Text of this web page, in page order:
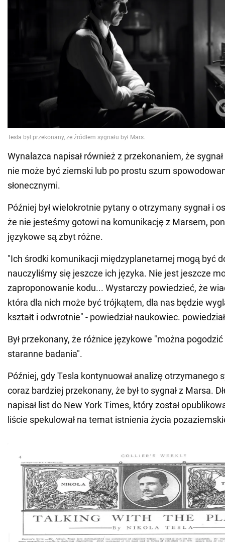
Wynalazca napisał również z przekonaniem, że
nie może być ziemski lub po prostu szum
słonecznymi.
Później był wielokrotnie pytany o otrzymany sygnał i
że nie jesteśmy gotowi na komunikację z Marsem,
językowe są zbyt różne.
"Ich środki komunikacji międzyplanetarnej mogą być
nauczyliśmy się jeszcze ich języka. Nie jest jeszcze
zaproponowanie kodu... Wystarczy powiedzieć, że
która dla nich może być trójkątem, dla nas będzie
kształt i odwrotnie" - powiedział naukowiec.
Był przekonany, że różnice językowe "można
staranne badania".
Później, gdy Tesla kontynuował analizę otrzymanego
coraz bardziej przekonany, że był to sygnał z Marsa.
napisał list do New York Times, który został
liście spekulował na temat istnienia życia